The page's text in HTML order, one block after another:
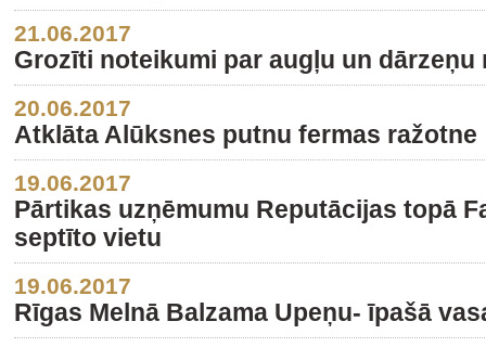
21.06.2017
Grozīti noteikumi par augļu un
20.06.2017
Atklāta Alūksnes putnu fermas ražotne
19.06.2017
Pārtikas uzņēmumu Reputācijas topā
septīto vietu
19.06.2017
Rīgas Melnā Balzama Upeņu- īpašā